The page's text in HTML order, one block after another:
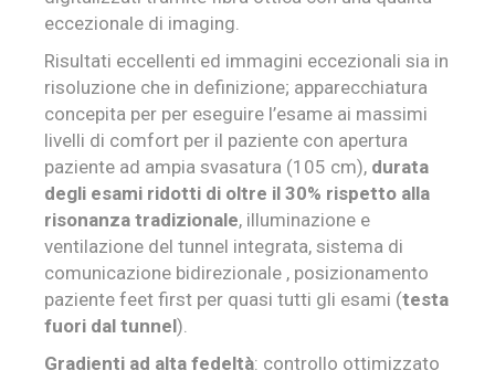
eccezionale di imaging.
Risultati eccellenti ed immagini eccezionali sia in
risoluzione che in definizione; apparecchiatura
concepita per per eseguire l’esame ai massimi
livelli di comfort per il paziente con apertura
paziente ad ampia svasatura (105 cm), durata
degli esami ridotti di oltre il 30% rispetto alla
risonanza tradizionale, illuminazione e
ventilazione del tunnel integrata, sistema di
comunicazione bidirezionale , posizionamento
paziente feet first per quasi tutti gli esami (testa
fuori dal tunnel).
Gradienti ad alta fedeltà: controllo ottimizzato